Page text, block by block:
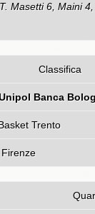
Masetti 6, Maini
Classifica
Banca
Trento
Firenze